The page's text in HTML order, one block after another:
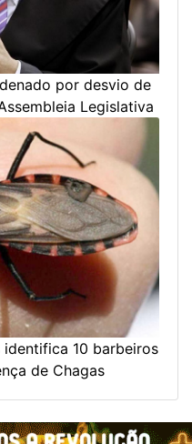
por desvio de
Legislativa
identifica 10 barbeiros
de Chagas